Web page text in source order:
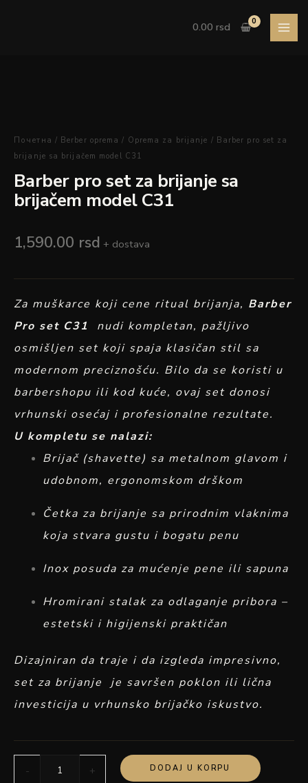
0.00 rsd
Почетна / Berber oprema / Oprema za brijanje / Barber pro set za
brijanje sa brijačem model C31
Barber pro set za brijanje sa
brijačem model C31
1,590.00 rsd + dostava
Za muškarce koji cene ritual brijanja, Barber
Pro set C31
nudi kompletan, pažljivo
osmišljen set koji spaja klasičan stil sa
modernom preciznošću. Bilo da se koristi u
barbershopu ili kod kuće, ovaj set donosi
vrhunski osećaj i profesionalne rezultate.
U kompletu se nalazi:
Brijač (shavette) sa metalnom glavom i
udobnom, ergonomskom drškom
Četka za brijanje sa prirodnim vlaknima
koja stvara gustu i bogatu penu
Inox posuda za mućenje pene ili sapuna
Hromirani stalak za odlaganje pribora –
estetski i higijenski praktičan
Dizajniran da traje i da izgleda impresivno,
set za brijanje je savršen poklon ili lična
investicija u vrhunsko brijačko iskustvo.
-
set
za
sa
brijačem
model
količina
+ DODAJ U KORPU